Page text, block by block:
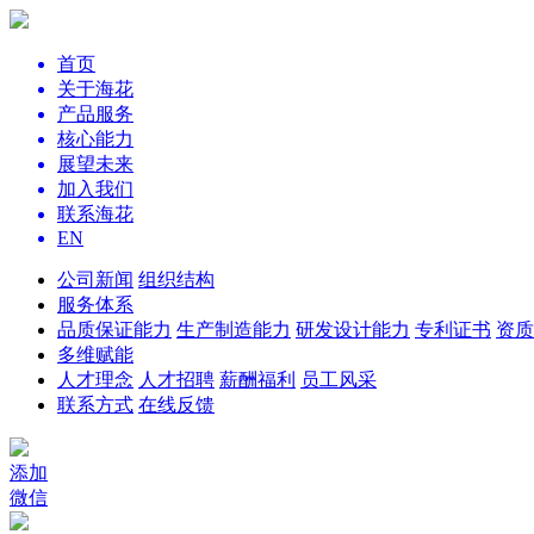
首页
关于海花
产品服务
核心能力
展望未来
加入我们
联系海花
EN
公司新闻 组织结构
服务体系
品质保证能力 生产制造能力 研发设计能力 专利证书 资
多维赋能
人才理念 人才招聘 薪酬福利
员工风采
联系方式 在线反馈
添加
微信